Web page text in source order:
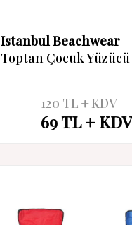
Istanbul Beachwear
Toptan Çocuk
120TL KDV
69TL KDV